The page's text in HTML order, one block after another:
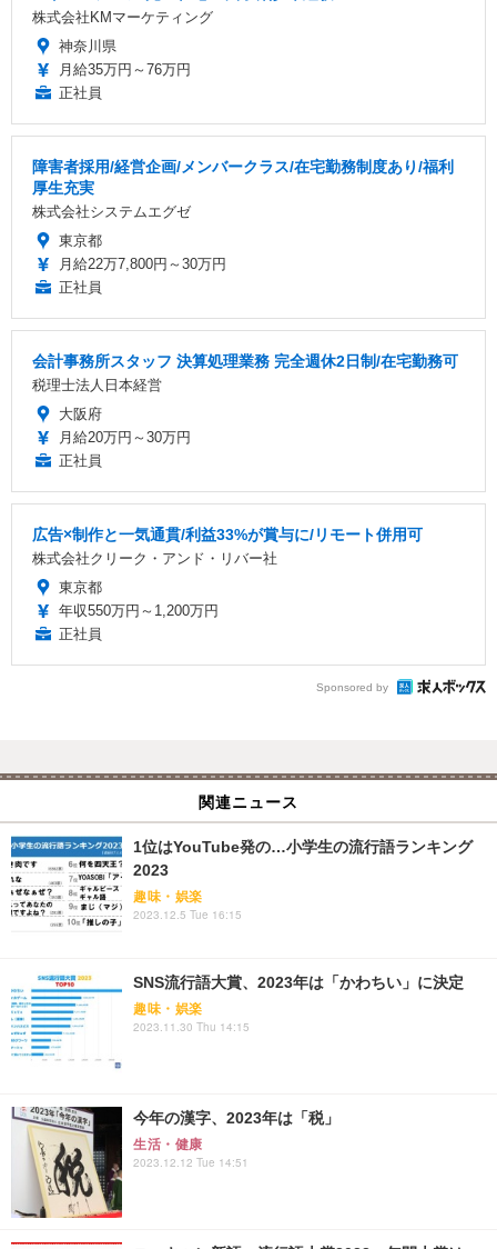
株式会社KMマーケティング
神奈川県
月給35万円～76万円
正社員
障害者採用/経営企画/メンバークラス/在宅勤務制度あり/福利
厚生充実
株式会社システムエグゼ
東京都
月給22万7,800円～30万円
正社員
会計事務所スタッフ 決算処理業務 完全週休2日制/在宅勤務可
税理士法人日本経営
大阪府
月給20万円～30万円
正社員
広告×制作と一気通貫/利益33%が賞与に/リモート併用可
株式会社クリーク・アンド・リバー社
東京都
年収550万円～1,200万円
正社員
Sponsored by
関連ニュース
1位はYouTube発の…小学生の流行語ランキング
2023
趣味・娯楽
2023.12.5 Tue 16:15
SNS流行語大賞、2023年は「かわちい」に決定
趣味・娯楽
2023.11.30 Thu 14:15
今年の漢字、2023年は「税」
生活・健康
2023.12.12 Tue 14:51